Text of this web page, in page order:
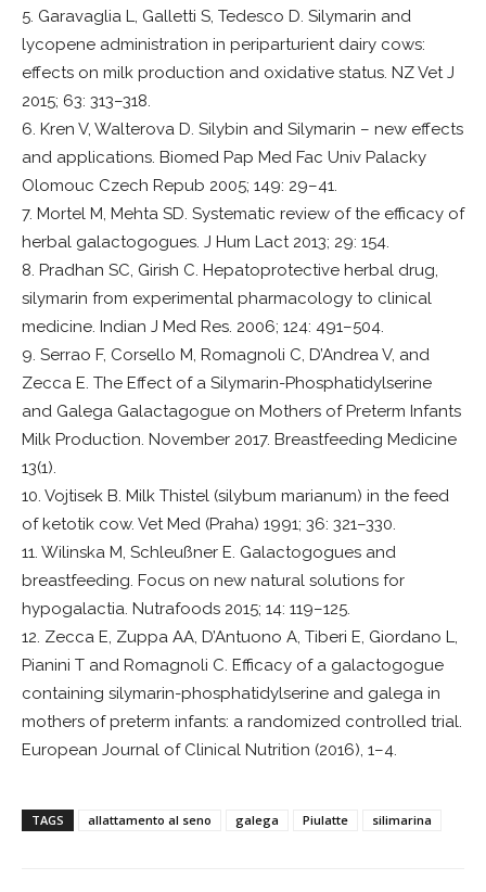
5. Garavaglia L, Galletti S, Tedesco D. Silymarin and
lycopene administration in periparturient dairy cows:
effects on milk production and oxidative status. NZ Vet J
2015; 63: 313–318.
6. Kren V, Walterova D. Silybin and Silymarin – new effects
and applications. Biomed Pap Med Fac Univ Palacky
Olomouc Czech Repub 2005; 149: 29–41.
7. Mortel M, Mehta SD. Systematic review of the efficacy of
herbal galactogogues. J Hum Lact 2013; 29: 154.
8. Pradhan SC, Girish C. Hepatoprotective herbal drug,
silymarin from experimental pharmacology to clinical
medicine. Indian J Med Res. 2006; 124: 491–504.
9. Serrao F, Corsello M, Romagnoli C, D’Andrea V, and
Zecca E. The Effect of a Silymarin-Phosphatidylserine
and Galega Galactagogue on Mothers of Preterm Infants
Milk Production. November 2017. Breastfeeding Medicine
13(1).
10. Vojtisek B. Milk Thistel (silybum marianum) in the feed
of ketotik cow. Vet Med (Praha) 1991; 36: 321–330.
11. Wilinska M, Schleußner E. Galactogogues and
breastfeeding. Focus on new natural solutions for
hypogalactia. Nutrafoods 2015; 14: 119–125.
12. Zecca E, Zuppa AA, D’Antuono A, Tiberi E, Giordano L,
Pianini T and Romagnoli C. Efficacy of a galactogogue
containing silymarin-phosphatidylserine and galega in
mothers of preterm infants: a randomized controlled trial.
European Journal of Clinical Nutrition (2016), 1–4.
TAGS allattamento al seno galega Piulatte silimarina